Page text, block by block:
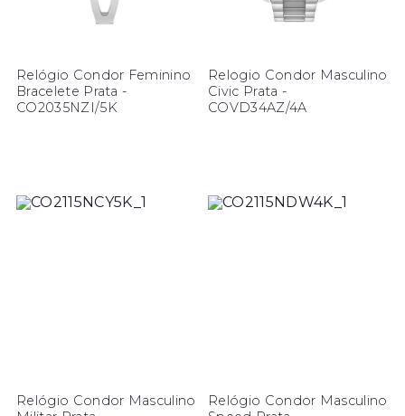
Relógio Condor Feminino
Bracelete Prata -
CO2035NZI/5K
Relogio Condor Masculino
Civic Prata -
COVD34AZ/4A
Relógio Condor Masculino
Relógio Condor Masculino